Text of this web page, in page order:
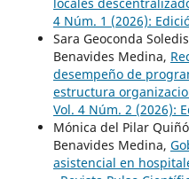
4 Núm. 1 (2026):
Sara Geoconda
Benavides Medina,
desempeño de
estructura
Vol. 4 Núm. 2 (2026):
Mónica del Pilar
Benavides Medina,
asistencial en